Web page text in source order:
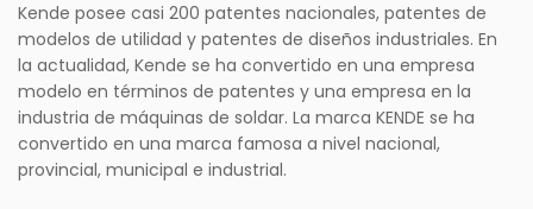
Kende posee casi 200 patentes nacionales, patentes de
modelos de utilidad y patentes de diseños industriales. En
la actualidad, Kende se ha convertido en una empresa
modelo en términos de patentes y una empresa en la
industria de máquinas de soldar. La marca KENDE se ha
convertido en una marca famosa a nivel nacional,
provincial, municipal e industrial.